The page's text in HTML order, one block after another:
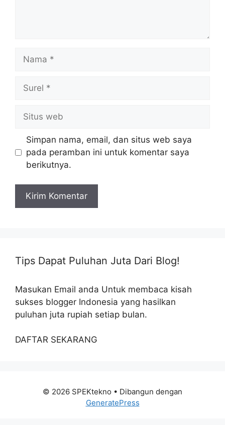
Nama
Surel
Situs
web
Simpan nama, email, dan situs web saya
pada peramban ini untuk komentar saya
berikutnya.
Tips Dapat Puluhan Juta Dari Blog!
Masukan Email anda Untuk membaca kisah
sukses blogger Indonesia yang hasilkan
puluhan juta rupiah setiap bulan.
DAFTAR SEKARANG
© 2026 SPEKtekno • Dibangun dengan
GeneratePress